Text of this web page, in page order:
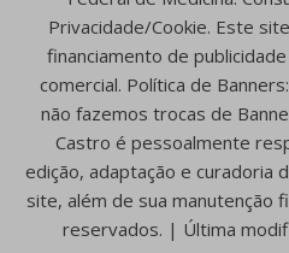
Privacidade/Cookie. Este
financiamento de
comercial. Política de
não fazemos trocas de
Castro é pessoalmente
edição, adaptação e
site, além de sua manutenção
reservados. | Última